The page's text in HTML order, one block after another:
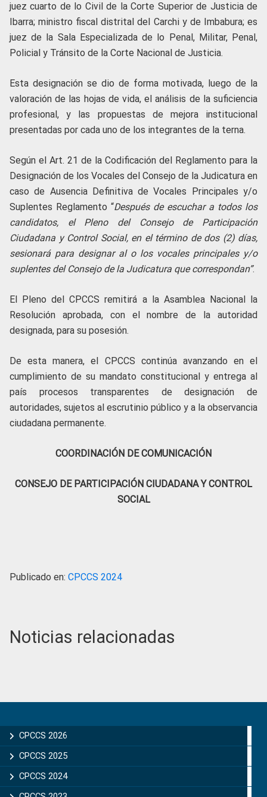
juez cuarto de lo Civil de la Corte Superior de Justicia de
Ibarra; ministro fiscal distrital del Carchi y de Imbabura; es
juez de la Sala Especializada de lo Penal, Militar, Penal,
Policial y Tránsito de la Corte Nacional de Justicia.
Esta designación se dio de forma motivada, luego de la
valoración de las hojas de vida, el análisis de la suficiencia
profesional, y las propuestas de mejora institucional
presentadas por cada uno de los integrantes de la terna.
Según el Art. 21 de la Codificación del Reglamento para la
Designación de los Vocales del Consejo de la Judicatura en
caso de Ausencia Definitiva de Vocales Principales y/o
Suplentes Reglamento “Después de escuchar a todos los
candidatos, el Pleno del Consejo de Participación
Ciudadana y Control Social, en el término de dos (2) días,
sesionará para designar al o los vocales principales y/o
suplentes del Consejo de la Judicatura que correspondan”.
El Pleno del CPCCS remitirá a la Asamblea Nacional la
Resolución aprobada, con el nombrede la autoridad
designada, para su posesión.
De esta manera, el CPCCS continúa avanzando en el
cumplimiento de su mandato constitucional y entrega al
país procesos transparentes de designación de
autoridades, sujetos al escrutinio público y a la observancia
ciudadana permanente.
COORDINACIÓN DE COMUNICACIÓN
CONSEJO DE PARTICIPACIÓN CIUDADANA Y CONTROL
SOCIAL
Publicado en: CPCCS 2024
Noticias relacionadas
Sidebar
CPCCS 2026
CPCCS 2025
CPCCS 2024